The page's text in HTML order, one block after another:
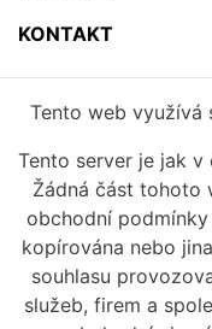
KONTAKT
Tento web využívá
Tento server je jak
Žádná část tohoto
obchodní
kopírována nebo
souhlasu
služeb, firem a